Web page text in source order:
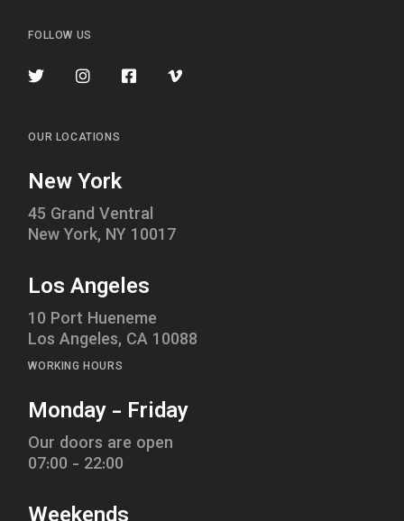
FOLLOW US
OUR LOCATIONS
New York
45 Grand Ventral
New York, NY 10017
Los Angeles
10 Port Hueneme
Los Angeles, CA 10088
WORKING HOURS
Monday - Friday
Our doors are open
07:00 - 22:00